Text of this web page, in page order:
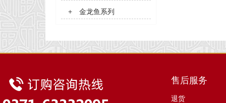
+ 金龙鱼系列
售后服务
退货